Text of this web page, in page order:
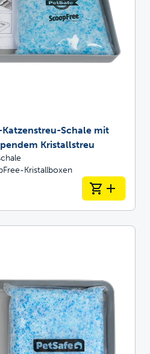
Schale mit
Kristallstreu
Kristallboxen